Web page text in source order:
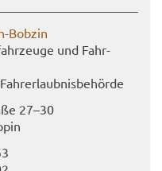
​Bobzin
und Fahr­
27–30